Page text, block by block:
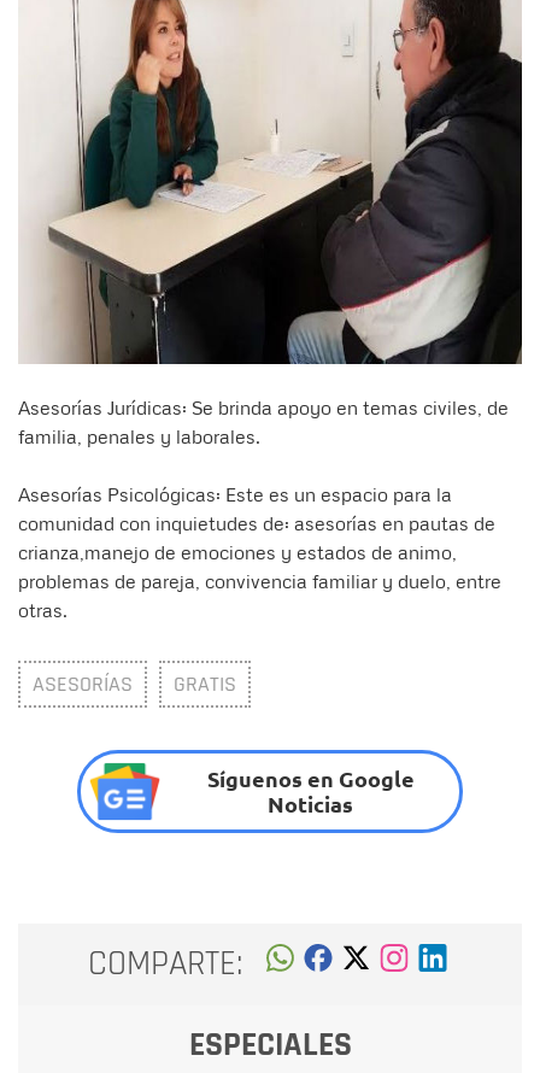
Asesorías Jurídicas: Se brinda apoyo en temas civiles, de
familia, penales y laborales.
Asesorías Psicológicas: Este es un espacio para la
comunidad con inquietudes de: asesorías en pautas de
crianza,manejo de emociones y estados de animo,
problemas de pareja, convivencia familiar y duelo, entre
otras.
ASESORÍAS GRATIS
Síguenos en Google
Noticias
COMPARTE:
ESPECIALES